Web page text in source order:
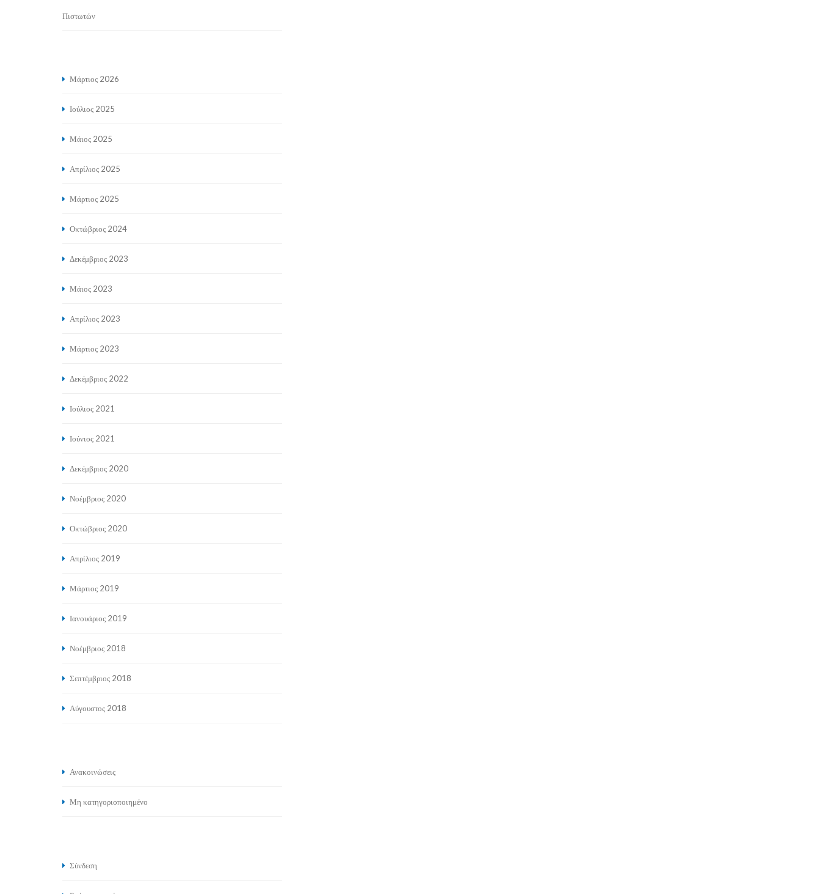
Πιστωτών
Μάρτιος 2026
Ιούλιος 2025
Μάιος 2025
Απρίλιος 2025
Μάρτιος 2025
Οκτώβριος 2024
Δεκέμβριος 2023
Μάιος 2023
Απρίλιος 2023
Μάρτιος 2023
Δεκέμβριος 2022
Ιούλιος 2021
Ιούνιος 2021
Δεκέμβριος 2020
Νοέμβριος 2020
Οκτώβριος 2020
Απρίλιος 2019
Μάρτιος 2019
Ιανουάριος 2019
Νοέμβριος 2018
Σεπτέμβριος 2018
Αύγουστος 2018
Ανακοινώσεις
Μη κατηγοριοποιημένο
Σύνδεση